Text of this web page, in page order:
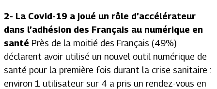
2- La Covid-19 a joué un rôle d’accélérateur
dans l’adhésion des Français au numérique en
santé Près de la moitié des Français (49%)
déclarent avoir utilisé un nouvel outil numérique de
santé pour la première fois durant la crise sanitaire :
environ 1 utilisateur sur 4 a pris un rendez-vous en